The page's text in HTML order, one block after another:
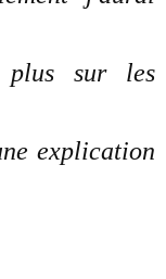
plus sur les
explication